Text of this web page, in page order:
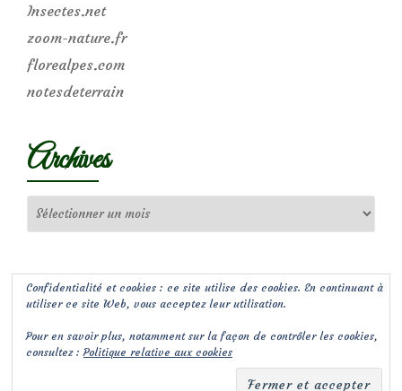
Insectes.net
zoom-nature.fr
florealpes.com
notesdeterrain
Archives
Confidentialité et cookies : ce site utilise des cookies. En continuant à
utiliser ce site Web, vous acceptez leur utilisation.
Pour en savoir plus, notamment sur la façon de contrôler les cookies,
consultez :Politique relative aux cookies